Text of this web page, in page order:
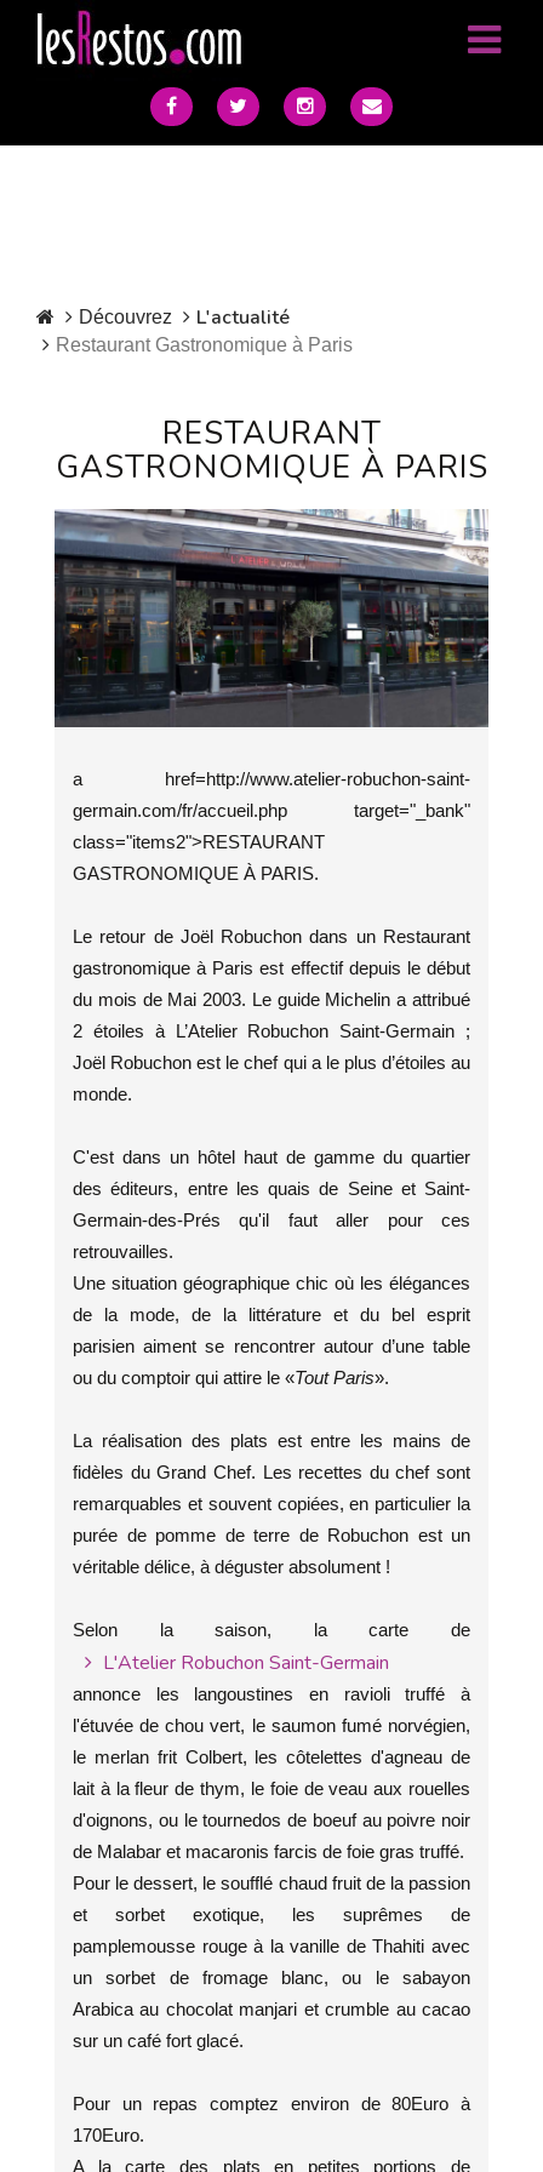
RESTAURANT GASTRONOMIQUE À PARIS. Le retour de Joël
Robuchon dans un Restaurant gastronomique à..." />
RESTAURANT
GASTRONOMIQUE À PARIS. Le retour de Joël Robuchon dans un
Restaurant gastronomique à..." />
Découvrez L'actualité
Restaurant Gastronomique à Paris
RESTAURANT
GASTRONOMIQUE À PARIS
a href=http://www.atelier-robuchon-saint-
germain.com/fr/accueil.php target="_bank"
class="items2">RESTAURANT
GASTRONOMIQUE À PARIS.
Le retour de Joël Robuchon dans un Restaurant
gastronomique à Paris est effectif depuis le début
du mois de Mai 2003. Le guide Michelin a attribué
2 étoiles à L’Atelier Robuchon Saint-Germain ;
Joël Robuchon est le chef qui a le plus d’étoiles au
monde.
C'est dans un hôtel haut de gamme du quartier
des éditeurs, entre les quais de Seine et Saint-
Germain-des-Prés qu'il faut aller pour ces
retrouvailles.
Une situation géographique chic où les élégances
de la mode, de la littérature et du bel esprit
parisien aiment se rencontrer autour d’une table
ou du comptoir qui attire le «Tout Paris».
La réalisation des plats est entre les mains de
fidèles du Grand Chef. Les recettes du chef sont
remarquables et souvent copiées, en particulier la
purée de pomme de terre de Robuchon est un
véritable délice, à déguster absolument !
Selon la saison, la carte de
L'Atelier Robuchon Saint-Germain
annonce les langoustines en ravioli truffé à
l'étuvée de chou vert, le saumon fumé norvégien,
le merlan frit Colbert, les côtelettes d'agneau de
lait à la fleur de thym, le foie de veau aux rouelles
d'oignons, ou le tournedos de boeuf au poivre noir
de Malabar et macaronis farcis de foie gras truffé.
Pour le dessert, le soufflé chaud fruit de la passion
et sorbet exotique, les suprêmes de
pamplemousse rouge à la vanille de Thahiti avec
un sorbet de fromage blanc, ou le sabayon
Arabica au chocolat manjari et crumble au cacao
sur un café fort glacé.
Pour un repas comptez environ de 80Euro à
170Euro.
A la carte des plats en petites portions de